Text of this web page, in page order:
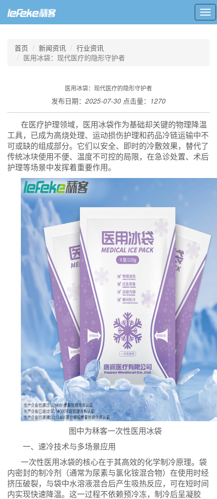
首页 新闻资讯
行业资讯
医用冰袋：现代医疗的隐形守护者
医用冰袋：现代医疗的隐形守护者
发布日期： 2025-07-30 点击量： 1270
在医疗护理领域，医用冰袋作为基础却关键的物理降温
工具，已成为高烧处理、运动损伤护理和药品冷链运输中不
可或缺的组成部分。它们以安全、即时的冷敷效果，替代了
传统冰块使用不便、温度不可控的局限，在急诊处置、术后
护理等场景中发挥着重要作用。
图中为秝客一次性医用冰袋
一、速冷技术与多场景应用
一次性医用冰袋的核心在于其高效的化学制冷原理。袋
内密封的制冷剂（通常为尿素与氯化铵混合物）在使用时经
挤压破裂，与袋中水溶液混合后产生吸热反应，可在短时间
内实现快速降温。这一过程不依赖预冷冻，制冷后呈凝胶